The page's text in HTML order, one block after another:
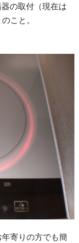
の取付（現在は
こと。
寄りの方でも簡